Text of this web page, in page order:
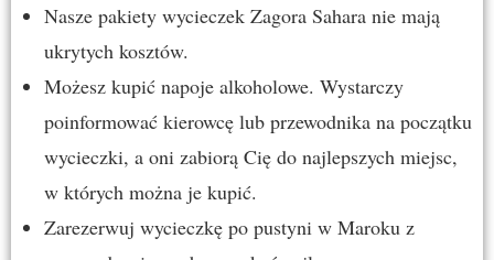
Nasze pakiety wycieczek Zagora Sahara nie mają
ukrytych kosztów.
Możesz kupić napoje alkoholowe. Wystarczy
poinformować kierowcę lub przewodnika na początku
wycieczki, a oni zabiorą Cię do najlepszych miejsc,
w których można je kupić.
Zarezerwuj wycieczkę po pustyni w Maroku z